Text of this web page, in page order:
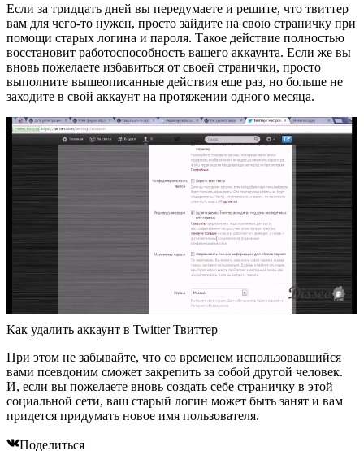
Если за тридцать дней вы передумаете и решите, что твиттер
вам для чего-то нужен, просто зайдите на свою страничку при
помощи старых логина и пароля. Такое действие полностью
восстановит работоспособность вашего аккаунта. Если же вы
вновь пожелаете избавиться от своей странички, просто
выполните вышеописанные действия еще раз, но больше не
заходите в свой аккаунт на протяжении одного месяца.
Как удалить аккаунт в Twitter Твиттер
При этом не забывайте, что со временем использовавшийся
вами псевдоним сможет закрепить за собой другой человек.
И, если вы пожелаете вновь создать себе страничку в этой
социальной сети, ваш старый логин может быть занят и вам
придется придумать новое имя пользователя.
Поделиться